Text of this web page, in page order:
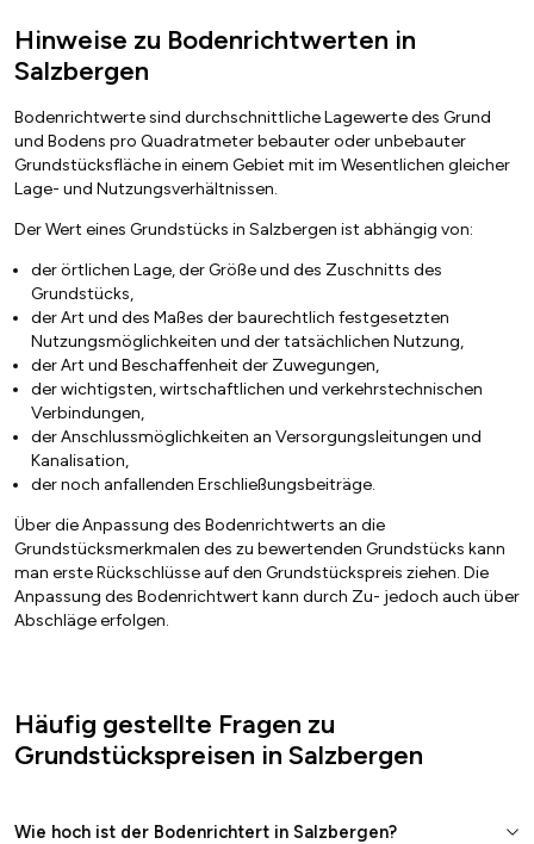
Hinweise zu Bodenrichtwerten in
Salzbergen
Bodenrichtwerte sind durchschnittliche Lagewerte des Grund
und Bodens pro Quadratmeter bebauter oder unbebauter
Grundstücksfläche in einem Gebiet mit im Wesentlichen gleicher
Lage- und Nutzungsverhältnissen.
Der Wert eines Grundstücks in Salzbergen ist abhängig von:
der örtlichen Lage, der Größe und des Zuschnitts des
Grundstücks,
der Art und des Maßes der baurechtlich festgesetzten
Nutzungsmöglichkeiten und der tatsächlichen Nutzung,
der Art und Beschaffenheit der Zuwegungen,
der wichtigsten, wirtschaftlichen und verkehrstechnischen
Verbindungen,
der Anschlussmöglichkeiten an Versorgungsleitungen und
Kanalisation,
der noch anfallenden Erschließungsbeiträge.
Über die Anpassung des Bodenrichtwerts an die
Grundstücksmerkmalen des zu bewertenden Grundstücks kann
man erste Rückschlüsse auf den Grundstückspreis ziehen. Die
Anpassung des Bodenrichtwert kann durch Zu- jedoch auch über
Abschläge erfolgen.
Häufig gestellte Fragen zu
Grundstückspreisen in Salzbergen
Wie hoch ist der Bodenrichtert in Salzbergen?